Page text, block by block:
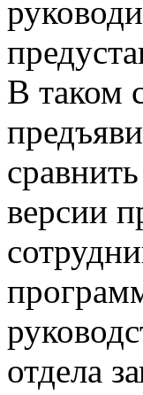
В таком
версии
отдела